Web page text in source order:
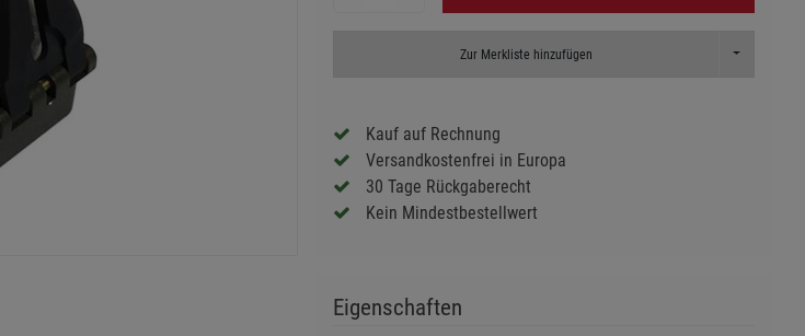
Zur Merkliste hinzufügen Toggle
Kauf auf Rechnung
Versandkostenfrei in Europa
30 Tage Rückgaberecht
Kein Mindestbestellwert
Eigenschaften